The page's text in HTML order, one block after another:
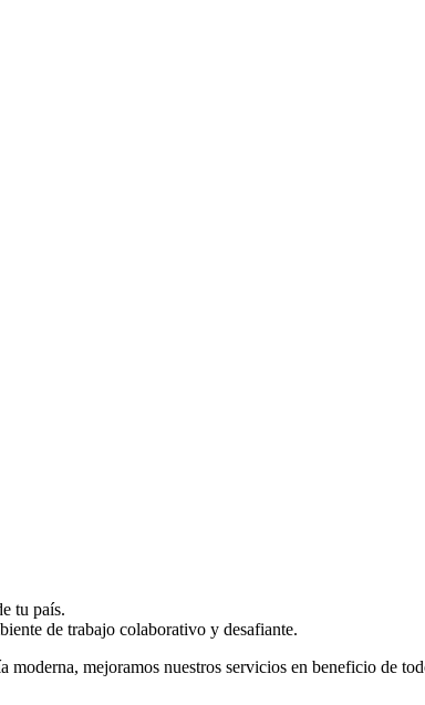
tu país.
de trabajo colaborativo y desafiante.
mejoramos nuestros servicios en beneficio de